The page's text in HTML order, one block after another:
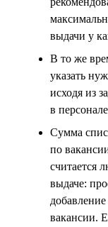
выдачи у
В то же
указать
исходя из
в
Сумма
по
считается
выдаче:
вакансии.